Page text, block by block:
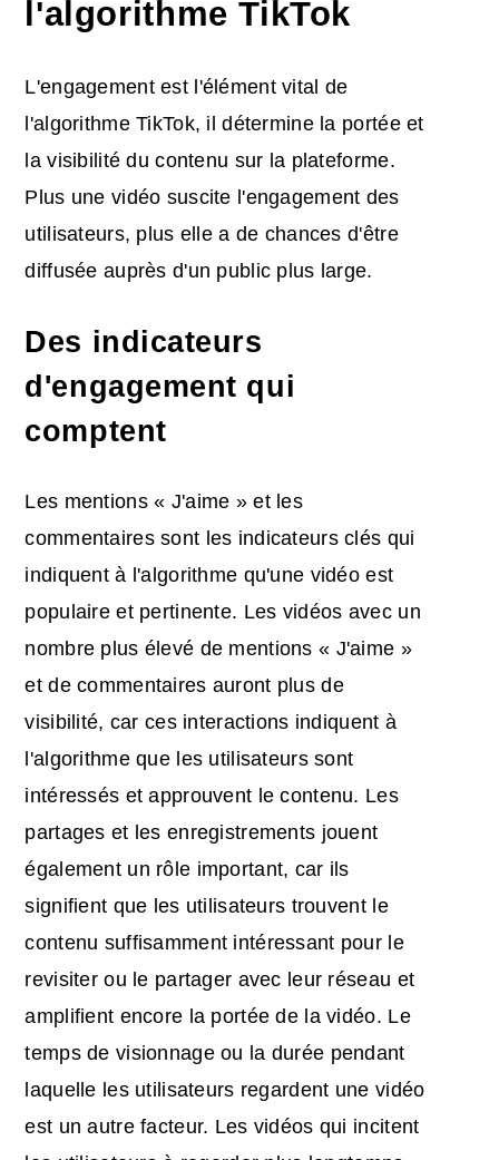
l'algorithme TikTok
L'engagement est l'élément vital de
l'algorithme TikTok, il détermine la portée et
la visibilité du contenu sur la plateforme.
Plus une vidéo suscite l'engagement des
utilisateurs, plus elle a de chances d'être
diffusée auprès d'un public plus large.
Des indicateurs
d'engagement qui
comptent
Les mentions « J'aime » et les
commentaires sont les indicateurs clés qui
indiquent à l'algorithme qu'une vidéo est
populaire et pertinente. Les vidéos avec un
nombre plus élevé de mentions « J'aime »
et de commentaires auront plus de
visibilité, car ces interactions indiquent à
l'algorithme que les utilisateurs sont
intéressés et approuvent le contenu. Les
partages et les enregistrements jouent
également un rôle important, car ils
signifient que les utilisateurs trouvent le
contenu suffisamment intéressant pour le
revisiter ou le partager avec leur réseau et
amplifient encore la portée de la vidéo. Le
temps de visionnage ou la durée pendant
laquelle les utilisateurs regardent une vidéo
est un autre facteur. Les vidéos qui incitent